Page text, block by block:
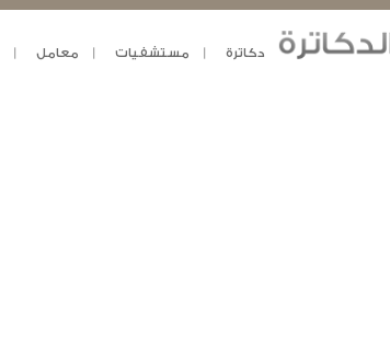
دكاترة مستشفيات معامل